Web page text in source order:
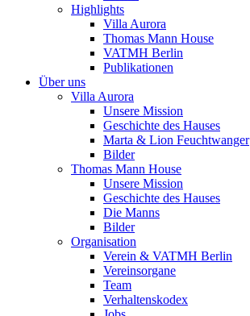
Highlights
Villa Aurora
Thomas Mann House
VATMH Berlin
Publikationen
Über uns
Villa Aurora
Unsere Mission
Geschichte des Hauses
Marta & Lion Feuchtwanger
Bilder
Thomas Mann House
Unsere Mission
Geschichte des Hauses
Die Manns
Bilder
Organisation
Verein & VATMH Berlin
Vereinsorgane
Team
Verhaltenskodex